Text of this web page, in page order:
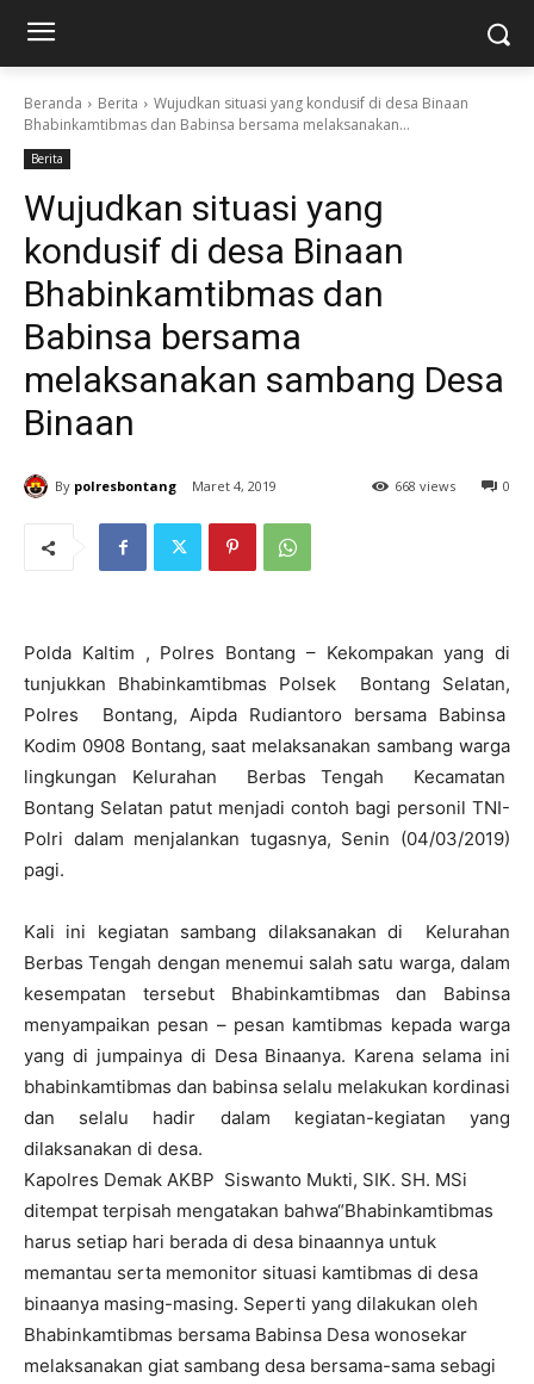
Beranda Berita
Wujudkan situasi yang kondusif di desa Binaan
Bhabinkamtibmas dan Babinsa bersama melaksanakan...
Berita
Wujudkan situasi yang
kondusif di desa Binaan
Bhabinkamtibmas dan
Babinsa bersama
melaksanakan sambang Desa
Binaan
By polresbontang Maret 4, 2019 0
668 views
Polda Kaltim , Polres Bontang – Kekompakan yang di
tunjukkan Bhabinkamtibmas Polsek Bontang Selatan,
Polres Bontang, Aipda Rudiantoro bersama Babinsa
Kodim 0908 Bontang, saat melaksanakan sambang warga
lingkungan Kelurahan Berbas Tengah Kecamatan
Bontang Selatan patut menjadi contoh bagi personil TNI-
Polri dalam menjalankan tugasnya, Senin (04/03/2019)
pagi.
Kali ini kegiatan sambang dilaksanakan di Kelurahan
Berbas Tengah dengan menemui salah satu warga, dalam
kesempatan tersebut Bhabinkamtibmas dan Babinsa
menyampaikan pesan – pesan kamtibmas kepada warga
yang di jumpainya di Desa Binaanya. Karena selama ini
bhabinkamtibmas dan babinsa selalu melakukan kordinasi
dan selalu hadir dalam kegiatan-kegiatan yang
dilaksanakan di desa.
Kapolres Demak AKBP Siswanto Mukti, SIK. SH. MSi
ditempat terpisah mengatakan bahwa“Bhabinkamtibmas
harus setiap hari berada di desa binaannya untuk
memantau serta memonitor situasi kamtibmas di desa
binaanya masing-masing. Seperti yang dilakukan oleh
Bhabinkamtibmas bersama Babinsa Desa wonosekar
melaksanakan giat sambang desa bersama-sama sebagi